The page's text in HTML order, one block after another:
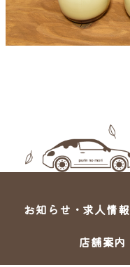
お知らせ・求人情報
店舗案内